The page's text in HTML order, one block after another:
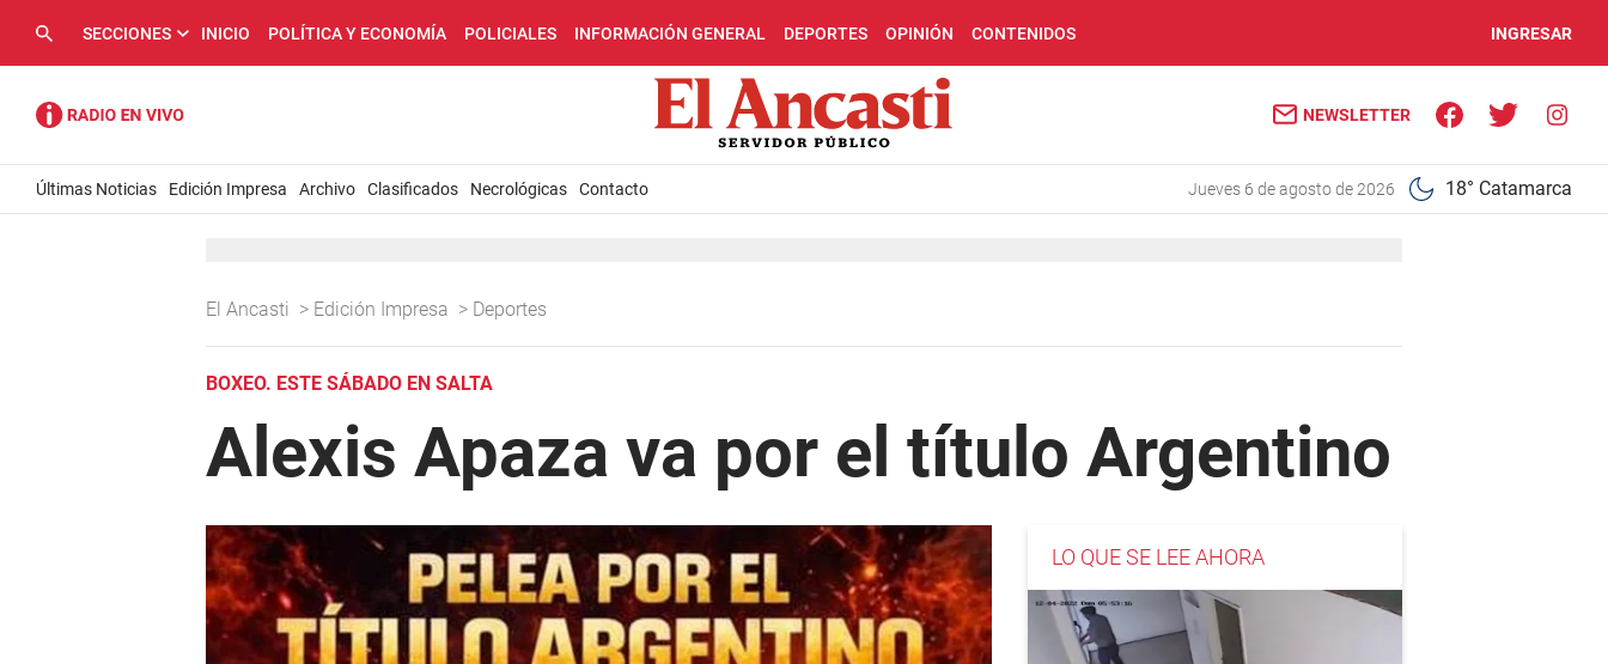
SECCIONES INICIO POLÍTICA Y ECONOMÍA POLICIALES INFORMACIÓN GENERAL DEPORTES OPINIÓN CONTENIDOS INGRESAR
NEWSLETTER
Últimas Noticias Edición Impresa Archivo Clasificados Necrológicas Contacto jueves 6 de agosto de 2026 18° Catamarca
El Ancasti > Edición Impresa > Deportes
BOXEO. ESTE SÁBADO EN SALTA
Alexis Apaza va por el título Argentino
LO QUE SE LEE AHORA